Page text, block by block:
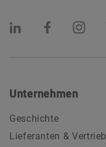
Unternehmen
Geschichte
Lieferanten & Vertrieb